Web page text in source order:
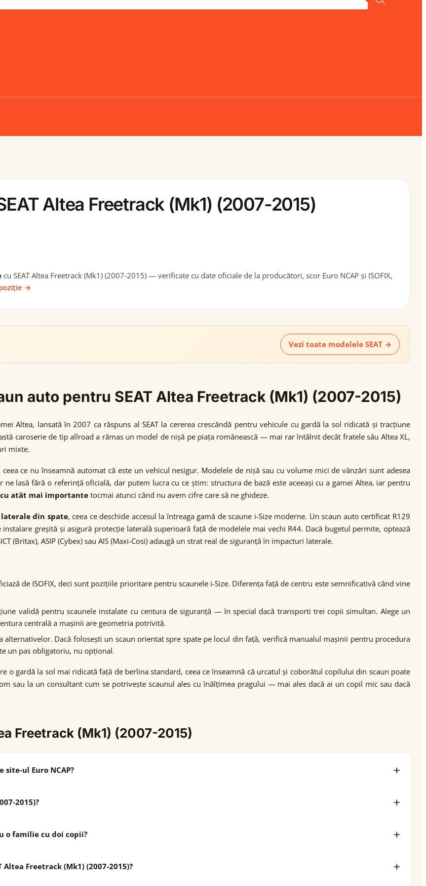
Altea Freetrack (Mk1) (2007-2015)
cu SEAT Altea Freetrack (Mk1) (2007-2015) — verificate cu date oficiale de la producători, scor Euro NCAP și ISOFIX,
→
Vezi toate modelele SEAT →
auto pentru SEAT Altea Freetrack (Mk1) (2007-2015)
Altea, lansată în 2007 ca răspuns al SEAT la cererea crescândă pentru vehicule cu gardă la sol ridicată și tracțiune
caroserie de tip allroad a rămas un model de nișă pe piața românească — mai rar întâlnit decât fratele său Altea XL,
mixte.
ce nu înseamnă automat că este un vehicul nesigur. Modelele de nișă sau cu volume mici de vânzări sunt adesea
lasă fără o referință oficială, dar putem lucra cu ce știm: structura de bază este aceeași cu a gamei Altea, iar pentru
atât mai importantetocmai atunci când nu avem cifre care să ne ghideze.
laterale din spate, ceea ce deschide accesul la întreaga gamă de scaune i-Size moderne. Un scaun auto certificat R129
greșită și asigură protecție laterală superioară față de modelele mai vechi R44. Dacă bugetul permite, optează
(Britax), ASIP (Cybex) sau AIS (Maxi-Cosi) adaugă un strat real de siguranță în impacturi laterale.
de ISOFIX, deci sunt pozițiile prioritare pentru scaunele i-Size. Diferența față de centru este semnificativă când vine
validă pentru scaunele instalate cu centura de siguranță — în special dacă transporti trei copii simultan. Alege un
centrală a mașinii are geometria potrivită.
Dacă folosești un scaun orientat spre spate pe locul din față, verifică manualul mașinii pentru procedura
un pas obligatoriu, nu opțional.
o gardă la sol mai ridicată față de berlina standard, ceea ce înseamnă că urcatul și coborâtul copilului din scaun poate
sau la un consultant cum se potrivește scaunul ales cu înălțimea pragului — mai ales dacă ai un copil mic sau dacă
Freetrack (Mk1) (2007-2015)
site-ul Euro NCAP?
2015)?
o familie cu doi copii?
Freetrack (Mk1) (2007-2015)?